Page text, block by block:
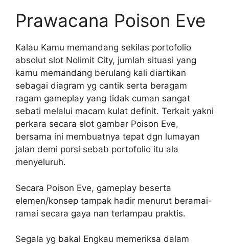
Prawacana Poison Eve
Kalau Kamu memandang sekilas portofolio
absolut slot Nolimit City, jumlah situasi yang
kamu memandang berulang kali diartikan
sebagai diagram yg cantik serta beragam
ragam gameplay yang tidak cuman sangat
sebati melalui macam kulat definit. Terkait yakni
perkara secara slot gambar Poison Eve,
bersama ini membuatnya tepat dgn lumayan
jalan demi porsi sebab portofolio itu ala
menyeluruh.
Secara Poison Eve, gameplay beserta
elemen/konsep tampak hadir menurut beramai-
ramai secara gaya nan terlampau praktis.
Segala yg bakal Engkau memeriksa dalam